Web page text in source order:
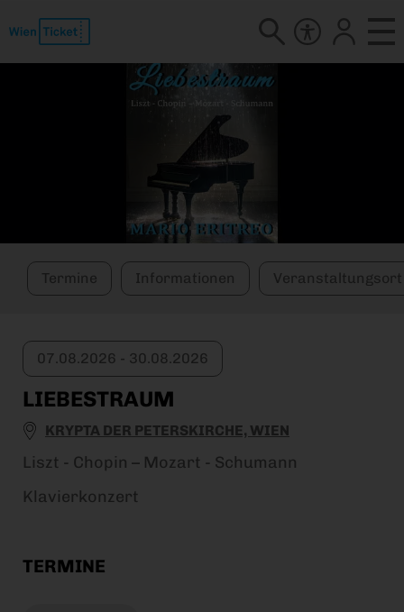
Termine Informationen Veranstaltungsort
07.08.2026 - 30.08.2026
LIEBESTRAUM
KRYPTA DER PETERSKIRCHE, WIEN
Liszt - Chopin – Mozart - Schumann
Klavierkonzert
TERMINE